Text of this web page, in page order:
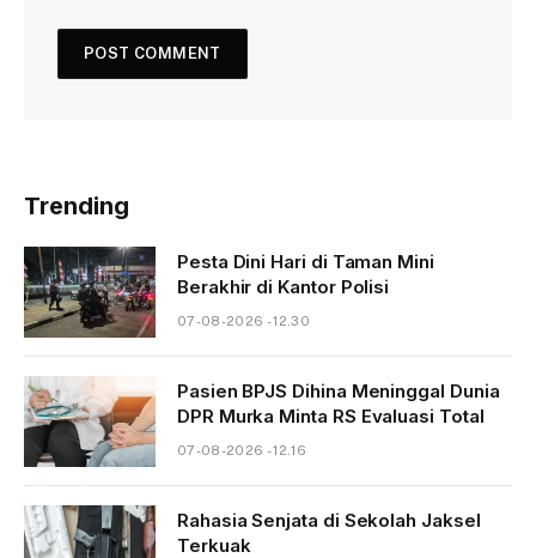
Trending
Pesta Dini Hari di Taman Mini
Berakhir di Kantor Polisi
07-08-2026 - 12.30
Pasien BPJS Dihina Meninggal Dunia
DPR Murka Minta RS Evaluasi Total
07-08-2026 - 12.16
Rahasia Senjata di Sekolah Jaksel
Terkuak